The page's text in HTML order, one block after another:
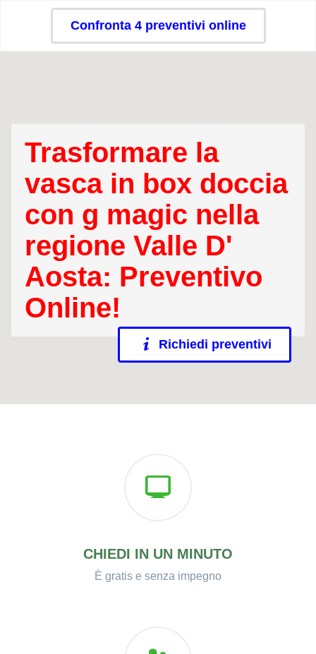
Confronta 4 preventivi online
Trasformare la
vasca in box doccia
con g magic nella
regione Valle D'
Aosta: Preventivo
Online!
Richiedi preventivi
CHIEDI IN UN MINUTO
È gratis e senza impegno